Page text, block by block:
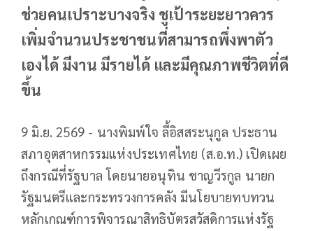
ช่วยคนเปราะบางจริง ชูเป้าระยะยาวควร
เพิ่มจำนวนประชาชนที่สามารถพึ่งพาตัว
เองได้ มีงาน มีรายได้ และมีคุณภาพชีวิตที่ดี
ขึ้น
9 มิ.ย. 2569 - นางพิมพ์ใจ ลี้อิสสระนุกูล ประธาน
สภาอุตสาหกรรมแห่งประเทศไทย (ส.อ.ท.) เปิดเผย
ถึงกรณีที่รัฐบาล โดยนายอนุทิน ชาญวีรกูล นายก
รัฐมนตรีและกระทรวงการคลัง มีนโยบายทบทวน
หลักเกณฑ์การพิจารณาสิทธิบัตรสวัสดิการแห่งรัฐ